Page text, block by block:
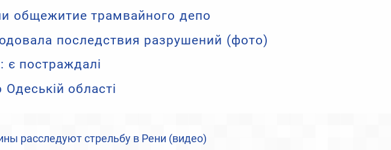
общежитие трамвайного депо
последствия разрушений (фото)
є постраждалі
області
расследуют стрельбу в Рени (видео)